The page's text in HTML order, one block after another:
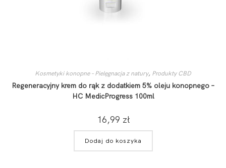
Kosmetyki konopne – Pielęgnacja z natury, Produkty CBD
Regeneracyjny krem do rąk z dodatkiem 5% oleju konopnego –
HC MedicProgress 100ml
16,99 zł
Dodaj do koszyka